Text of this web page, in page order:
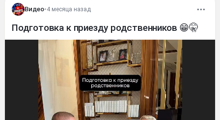
Видео•4 месяца назад
Подготовка к приезду родственников 😁🤫